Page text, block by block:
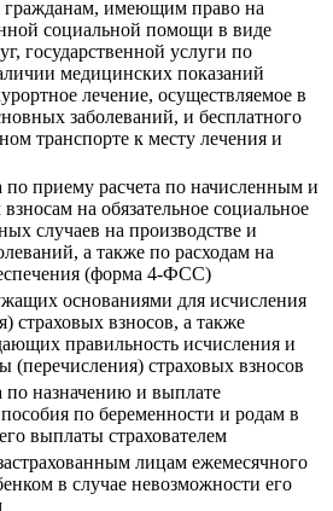
гражданам, имеющим право на
социальной помощи в виде
государственной услуги по
медицинских показаний
лечение, осуществляемое в
заболеваний, и бесплатного
транспорте к месту лечения и
по приему расчета по начисленным и
на обязательное социальное
случаев на производстве и
а также по расходам на
(форма 4-ФСС)
основаниями для исчисления
страховых взносов, а также
правильность исчисления и
(перечисления) страховых взносов
по назначению и выплате
по беременности и родам в
выплаты страхователем
лицам ежемесячного
в случае невозможности его